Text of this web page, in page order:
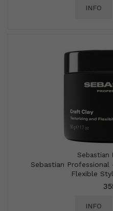
INFO
Sebastian
Sebastian
Flexible
INFO